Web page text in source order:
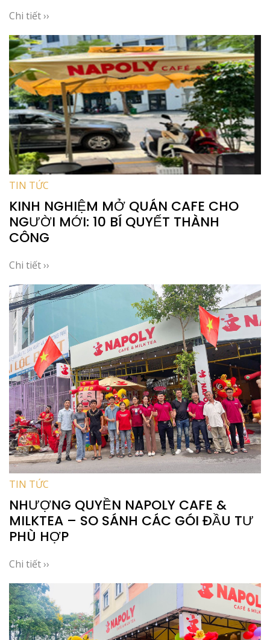
Chi tiết ››
TIN TỨC
KINH NGHIỆM MỞ QUÁN CAFE CHO
NGƯỜI MỚI: 10 BÍ QUYẾT THÀNH
CÔNG
Chi tiết ››
TIN TỨC
NHƯỢNG QUYỀN NAPOLY CAFE &
MILKTEA – SO SÁNH CÁC GÓI ĐẦU TƯ
PHÙ HỢP
Chi tiết ››